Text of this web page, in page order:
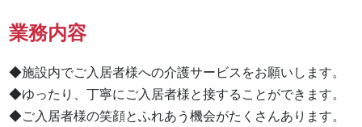
業務内容
◆施設内でご入居者様への介護サービスをお願いします。
◆ゆったり、丁寧にご入居者様と接することができます。
◆ご入居者様の笑顔とふれあう機会がたくさんあります。